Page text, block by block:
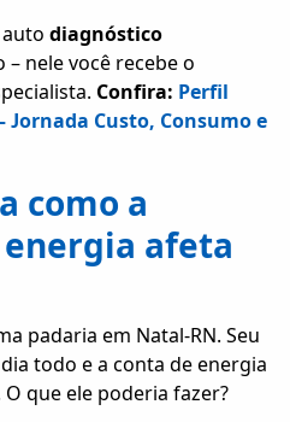
diagnóstico
– nele você recebe o
Confira: Perfil
Custo, Consumo e
como a
afeta
padaria em Natal-RN. Seu
todo e a conta de energia
que ele poderia fazer?